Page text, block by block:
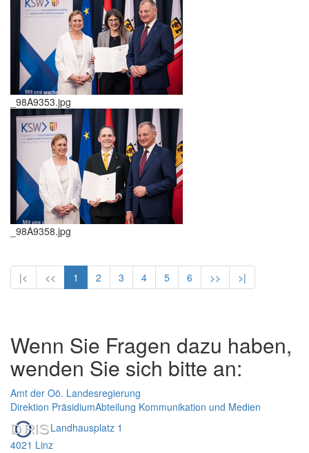
_98A9353.jpg
_98A9358.jpg
|< << 1 2 3 4 5 6 >> >|
Wenn Sie Fragen dazu haben,
wenden Sie sich bitte an:
Amt der Oö. Landesregierung
Direktion PräsidiumAbteilung Kommunikation und Medien
Landhausplatz 1
4021 Linz